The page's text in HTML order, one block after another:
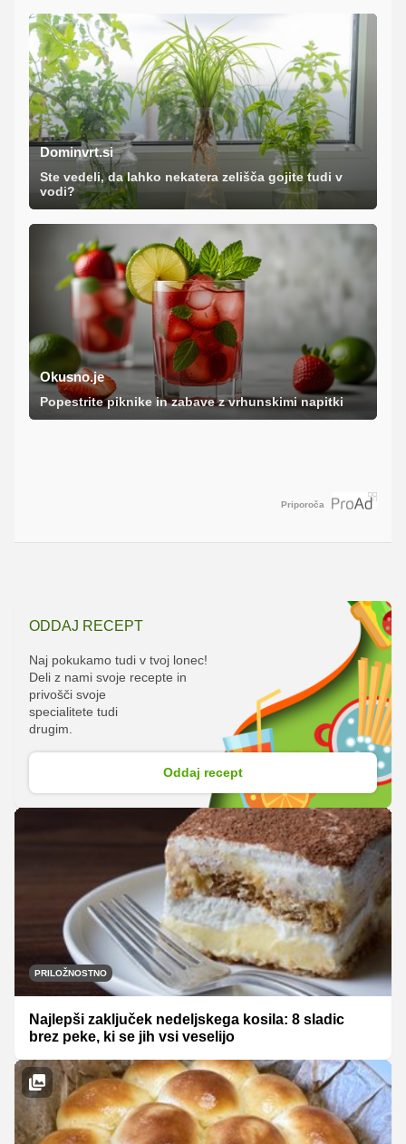
Dominvrt.si
Ste vedeli, da lahko nekatera zelišča gojite tudi v
vodi?
Okusno.je
Popestrite piknike in zabave z vrhunskimi napitki
Priporoča
ODDAJ RECEPT
Naj pokukamo tudi v tvoj lonec!
Deli z nami svoje recepte in
privošči svoje
specialitete tudi
drugim.
Oddaj recept
PRILOŽNOSTNO
Najlepši zaključek nedeljskega kosila: 8 sladic
brez peke, ki se jih vsi veselijo